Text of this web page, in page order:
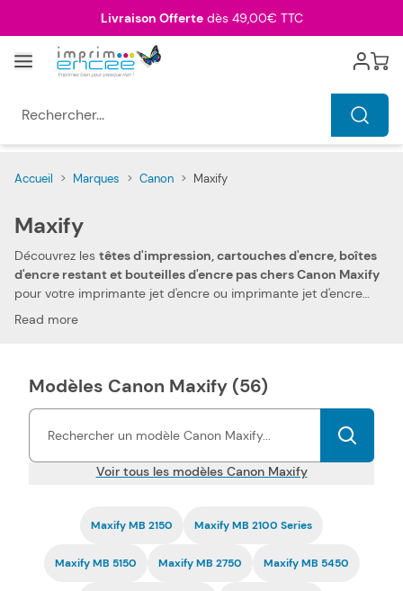
Livraison Offertedès 49,00€ TTC
Menu Cart
Accueil > Marques > Canon > Maxify
Maxify
Découvrez les têtes d'impression, cartouches d'encre, boîtes
d'encre restant et bouteilles d'encre pas chers Canon Maxify
pour votre imprimante jet d'encre ou imprimante jet d'encre
multifonction Canon Maxify. Grâce à votre confiance et votre
d'encre, boîte d'encre restant et bouteille d'encre compatibles
pas chers Canon Maxify vous permettent d'imprimer tous types
La compatibilité
de nos toners et cartouches d'encre Maxify pas chers est
garantiepar une certification ISO, tout comme la fiabilité.
Read more
Modèles Canon Maxify (56)
Voir tous les modèles Canon Maxify
Maxify MB 2150 Maxify MB 2100 Series
Maxify MB 5150 Maxify MB 2750 Maxify MB 5450